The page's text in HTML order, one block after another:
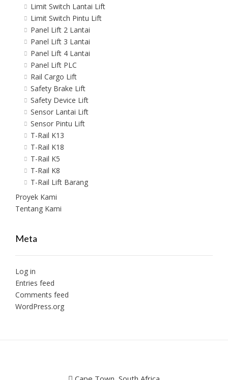
Limit Switch Lantai Lift
Limit Switch Pintu Lift
Panel Lift 2 Lantai
Panel Lift 3 Lantai
Panel Lift 4 Lantai
Panel Lift PLC
Rail Cargo Lift
Safety Brake Lift
Safety Device Lift
Sensor Lantai Lift
Sensor Pintu Lift
T-Rail K13
T-Rail K18
T-Rail K5
T-Rail K8
T-Rail Lift Barang
Proyek Kami
Tentang Kami
Meta
Log in
Entries feed
Comments feed
WordPress.org